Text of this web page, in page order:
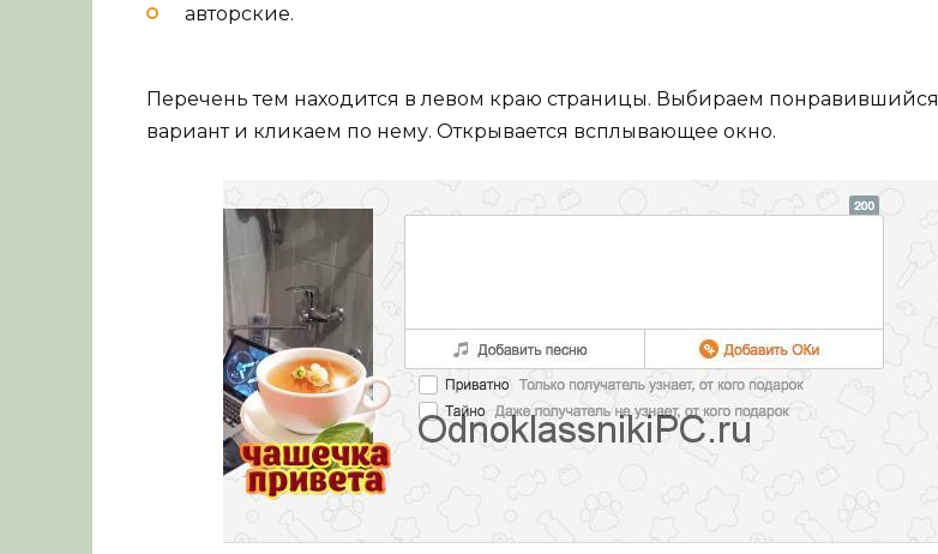
авторские.
Перечень тем находится в левом краю страницы. Выбираем понравившийся
вариант и кликаем по нему. Открывается всплывающее окно.